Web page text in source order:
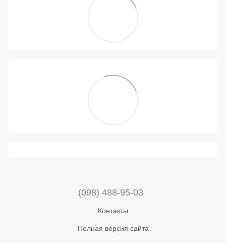
(098) 488-95-03
Контакты
Полная версия сайта